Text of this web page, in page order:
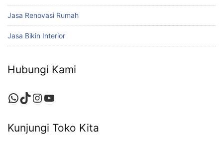
Jasa Renovasi Rumah
Jasa Bikin Interior
Hubungi Kami
WhatsApp
TikTok
Instagram
YouTube
Kunjungi Toko Kita